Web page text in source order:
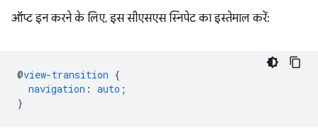
ऑप्ट इन करने के लिए, इस सीएसएस स्निपेट का इस्तेमाल करें:
@view-transition {
navigation : auto ;
}